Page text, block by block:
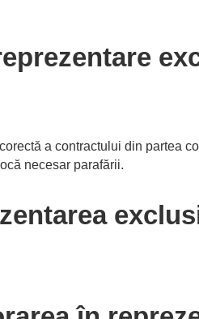
a contractului din partea
necesar parafării.